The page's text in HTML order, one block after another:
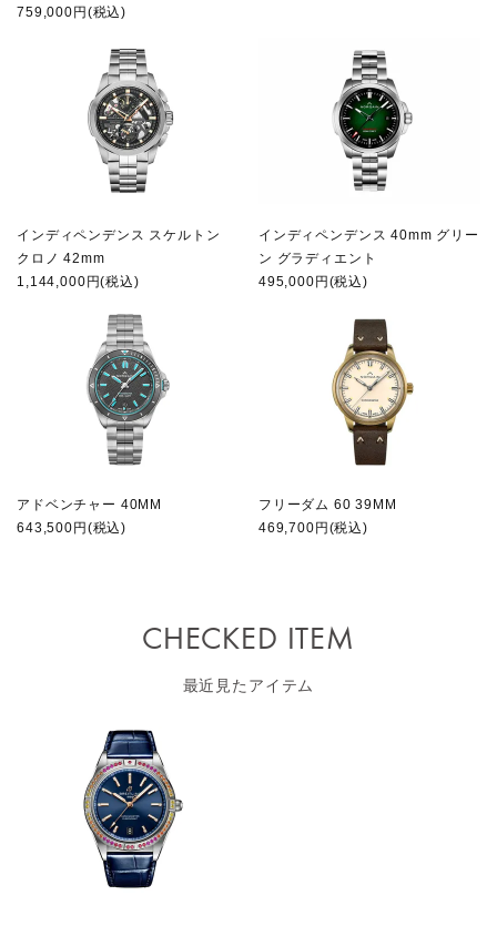
759,000円(税込)
インディペンデンス スケルトン
クロノ 42mm
1,144,000円(税込)
インディペンデンス 40mm グリー
ン グラディエント
495,000円(税込)
アドベンチャー 40MM
643,500円(税込)
フリーダム 60 39MM
469,700円(税込)
CHECKED ITEM
最近見たアイテム